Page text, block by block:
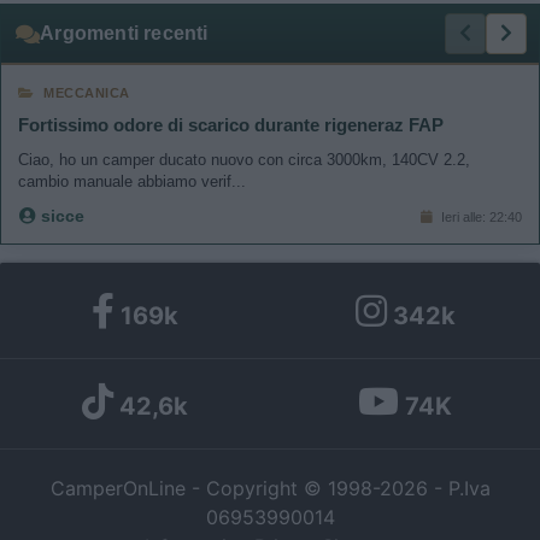
Argomenti recenti
MECCANICA
Fortissimo odore di scarico durante rigeneraz FAP
Ciao, ho un camper ducato nuovo con circa 3000km, 140CV 2.2,
cambio manuale abbiamo verif...
sicce Ieri alle: 22:40
169k 342k
42,6k 74K
CamperOnLine - Copyright © 1998-2026 - P.Iva
06953990014